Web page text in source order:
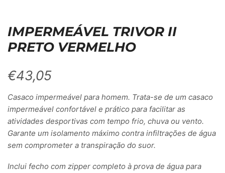
IMPERMEÁVEL TRIVOR II
PRETO VERMELHO
€43,05
Casaco impermeável para homem. Trata-se de um casaco
impermeável confortável e prático para facilitar as
atividades desportivas com tempo frio, chuva ou vento.
Garante um isolamento máximo contra infiltrações de água
sem comprometer a transpiração do suor.
Inclui fecho com zipper completo à prova de água para